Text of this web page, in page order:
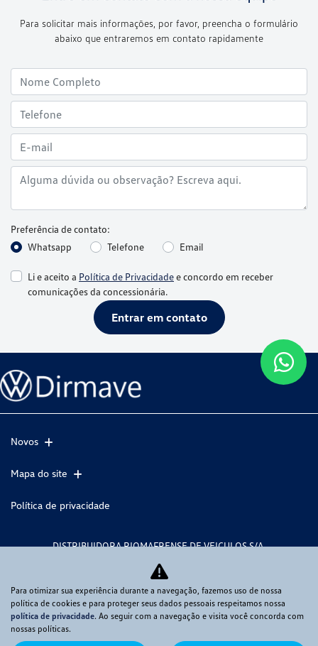
Para solicitar mais informações, por favor, preencha o formulário
abaixo que entraremos em contato rapidamente
Preferência de contato:
Whatsapp
Telefone Email
Li e aceito a Política de Privacidadee concordo em receber
comunicações da concessionária.
Entrar em contato
Novos
Mapa do site
Política de privacidade
DISTRIBUIDORA RIOMAFRENSE DE VEICULOS S/A
CNPJ: 85.131.704/0001-56
No trânsito, enxergar o outro salva vidas.
Para otimizar sua experiência durante a navegação, fazemos uso de nossa
política de cookies e para proteger seus dados pessoais respeitamos nossa
política de privacidade. Ao seguir com a navegação e visita você concorda com
nossas políticas.